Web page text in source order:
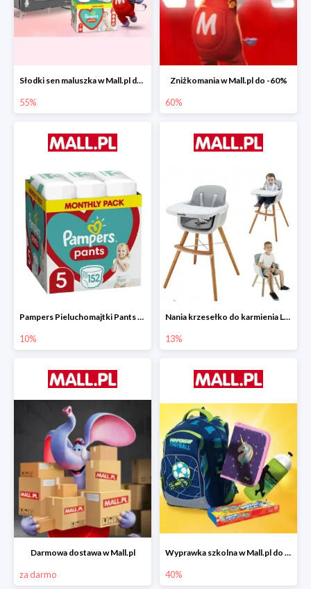
Słodki sen maluszka w Mall.pl do -55%
55%
Zniżkomania w Mall.pl do -60%
60%
Pampers Pieluchomajtki Pants 5 (12-17 kg) 152 szt.
10%
Nania krzesełko do karmienia LUNA 2w1
13%
Darmowa dostawa w Mall.pl
za darmo
Wyprawka szkolna w Mall.pl do -40%
40%